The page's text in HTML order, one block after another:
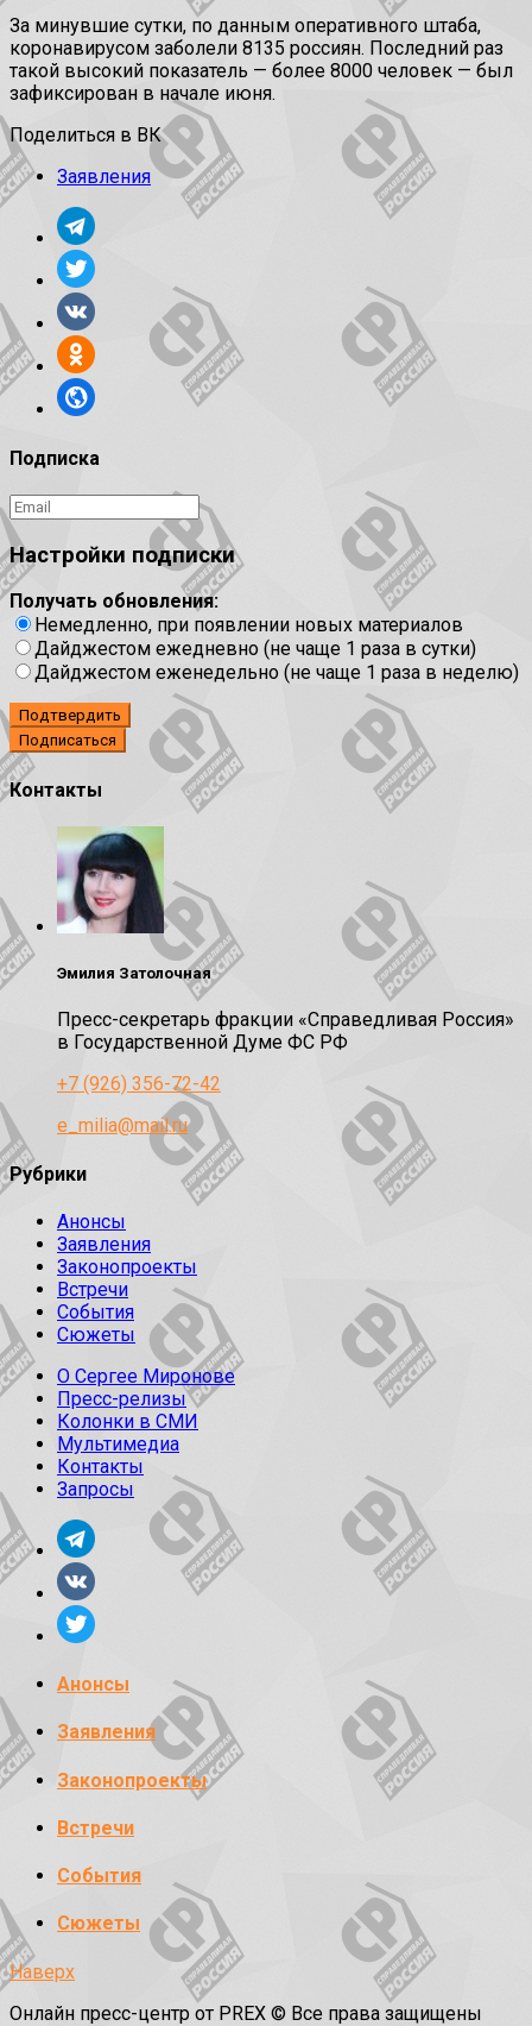
За минувшие сутки, по данным оперативного штаба,
коронавирусом заболели 8135 россиян. Последний раз
такой высокий показатель — более 8000 человек — был
зафиксирован в начале июня.
Поделиться в ВК
Заявления
Подписка
Настройки подписки
Получать обновления:
Немедленно, при появлении новых материалов
Дайджестом ежедневно (не чаще 1 раза в сутки)
Дайджестом еженедельно (не чаще 1 раза в неделю)
Подтвердить
Контакты
Эмилия Затолочная
Пресс-секретарь фракции «Справедливая Россия»
в Государственной Думе ФС РФ
+7 (926) 356-72-42
e_milia@mail.ru
Рубрики
Анонсы
Заявления
Законопроекты
Встречи
События
Сюжеты
О Сергее Миронове
Пресс-релизы
Колонки в СМИ
Мультимедиа
Контакты
Запросы
Анонсы
Заявления
Законопроекты
Встречи
События
Сюжеты
Наверх
Онлайн пресс-центр от PREX © Все права защищены